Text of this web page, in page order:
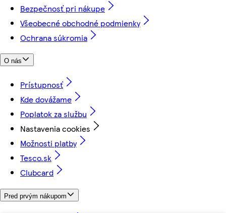
Bezpečnosť pri nákupe
Všeobecné obchodné podmienky
Ochrana súkromia
O nás
Prístupnosť
Kde dovážame
Poplatok za službu
Nastavenia cookies
Možnosti platby
Tesco.sk
Clubcard
Pred prvým nákupom